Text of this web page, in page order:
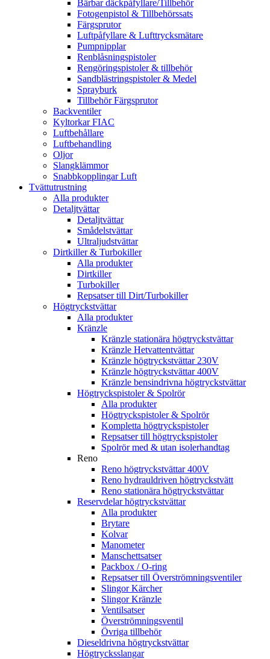
Bärbar däckpåfyllare/Tillbehör
Fotogenpistol & Tillbehörssats
Färgsprutor
Luftpåfyllare & Lufttrycksmätare
Pumpnipplar
Renblåsningspistoler
Rengöringspistoler & tillbehör
Sandblästringspistoler & Medel
Sprayburk
Tillbehör Färgsprutor
Backventiler
Kyltorkar FIAC
Luftbehållare
Luftbehandling
Oljor
Slangklämmor
Snabbkopplingar Luft
Tvättutrustning
Alla produkter
Detaljtvättar
Detaljtvättar
Smådelstvättar
Ultraljudstvättar
Dirtkiller & Turbokiller
Alla produkter
Dirtkiller
Turbokiller
Repsatser till Dirt/Turbokiller
Högtryckstvättar
Alla produkter
Kränzle
Kränzle stationära högtryckstvättar
Kränzle Hetvattentvättar
Kränzle högtryckstvättar 230V
Kränzle högtryckstvättar 400V
Kränzle bensindrivna högtryckstvättar
Högtryckspistoler & Spolrör
Alla produkter
Högtryckspistoler & Spolrör
Kompletta högtryckspistoler
Repsatser till högtryckspistoler
Spolrör med & utan isolerhandtag
Reno
Reno högtryckstvättar 400V
Reno hydrauldriven högtryckstvätt
Reno stationära högtryckstvättar
Reservdelar högtryckstvättar
Alla produkter
Brytare
Kolvar
Manometer
Manschettsatser
Packbox / O-ring
Repsatser till Överströmningsventiler
Slingor Kärcher
Slingor Kränzle
Ventilsatser
Överströmningsventil
Övriga tillbehör
Dieseldrivna högtryckstvättar
Högtrycksslangar